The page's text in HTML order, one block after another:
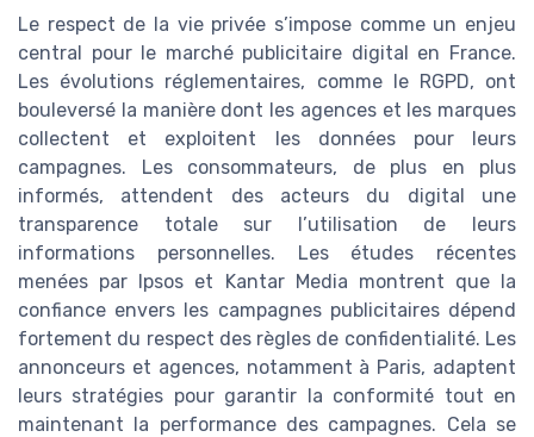
Le respect de la vie privée s’impose comme un enjeu
central pour le marché publicitaire digital en France.
Les évolutions réglementaires, comme le RGPD, ont
bouleversé la manière dont les agences et les marques
collectent et exploitent les données pour leurs
campagnes. Les consommateurs, de plus en plus
informés, attendent des acteurs du digital une
transparence totale sur l’utilisation de leurs
informations personnelles. Les études récentes
menées par Ipsos et Kantar Media montrent que la
confiance envers les campagnes publicitaires dépend
fortement du respect des règles de confidentialité. Les
annonceurs et agences, notamment à Paris, adaptent
leurs stratégies pour garantir la conformité tout en
maintenant la performance des campagnes. Cela se